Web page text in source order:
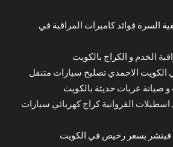
السرة فوائد كاميرات المراقبة في
الخدم و الكراج بالكويت
الكويت الاحمدي تصليح سيارات متنقل
صيانة عربات حديثة بالكويت
الفروانية كراج كهربائي سيارات
فينشر بسعر رخيص في الكويت